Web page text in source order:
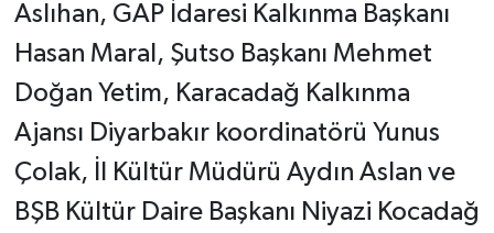
Aslıhan, GAP İdaresi Kalkınma Başkanı
Hasan Maral, Şutso Başkanı Mehmet
Doğan Yetim, Karacadağ Kalkınma
Ajansı Diyarbakır koordinatörü Yunus
Çolak, İl Kültür Müdürü Aydın Aslan ve
BŞB Kültür Daire Başkanı Niyazi Kocadağ